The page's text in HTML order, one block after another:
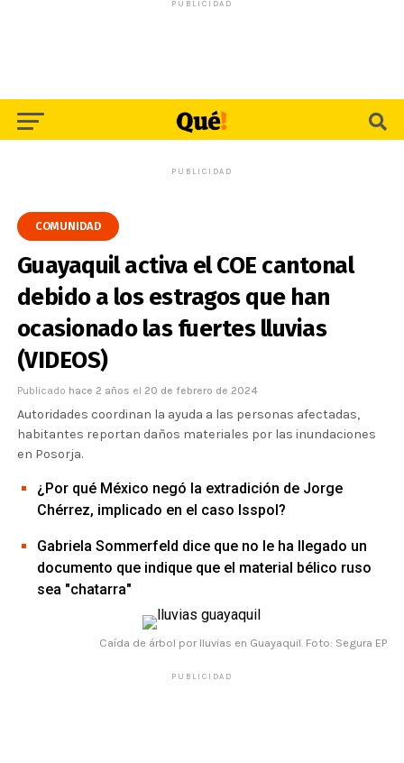
PUBLICIDAD
PUBLICIDAD
COMUNIDAD
Guayaquil activa el COE cantonal
debido a los estragos que han
ocasionado las fuertes lluvias
(VIDEOS)
Publicado hace 2 años el 20 de febrero de 2024
Autoridades coordinan la ayuda a las personas afectadas,
habitantes reportan daños materiales por las inundaciones
en Posorja.
¿Por qué México negó la extradición de Jorge
Chérrez, implicado en el caso Isspol?
Gabriela Sommerfeld dice que no le ha llegado un
documento que indique que el material bélico ruso
sea "chatarra"
Caída de árbol por lluvias en Guayaquil. Foto: Segura EP
PUBLICIDAD